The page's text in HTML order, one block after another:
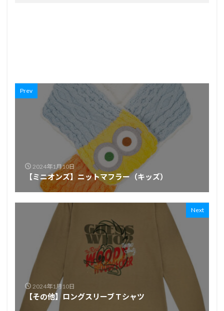
Prev
2024年1月10日
【ミニオンズ】ニットマフラー（キッズ）
Next
2024年1月10日
【その他】ロングスリーブＴシャツ